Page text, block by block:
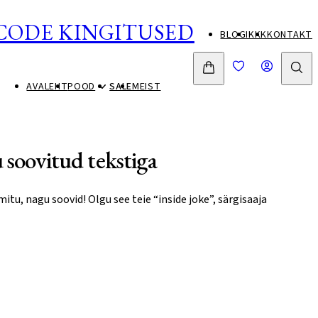
KINGITUSED
AVALEHTPOOD SALEMEIST
BLOGIKKKKONTAKT
soovitud tekstiga
nagu soovid! Olgu see teie “inside joke”, särgisaaja